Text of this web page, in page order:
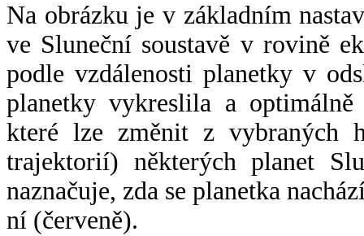
Na obrázku je v základním
ve Sluneční soustavě v rovině
podle vzdálenosti planetky v
planetky vykreslila a
které lze změnit z vybraných
trajektorií) některých planet
naznačuje, zda se planetka
ní (červeně).